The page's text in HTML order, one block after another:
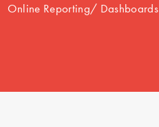
Online Reporting/ Dashboards